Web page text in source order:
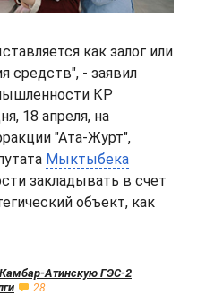
как залог или
средств", - заявил
КР
18 апреля, на
"Ата-Журт",
Мыктыбека
закладывать в счет
объект, как
Атинскую ГЭС-2
28